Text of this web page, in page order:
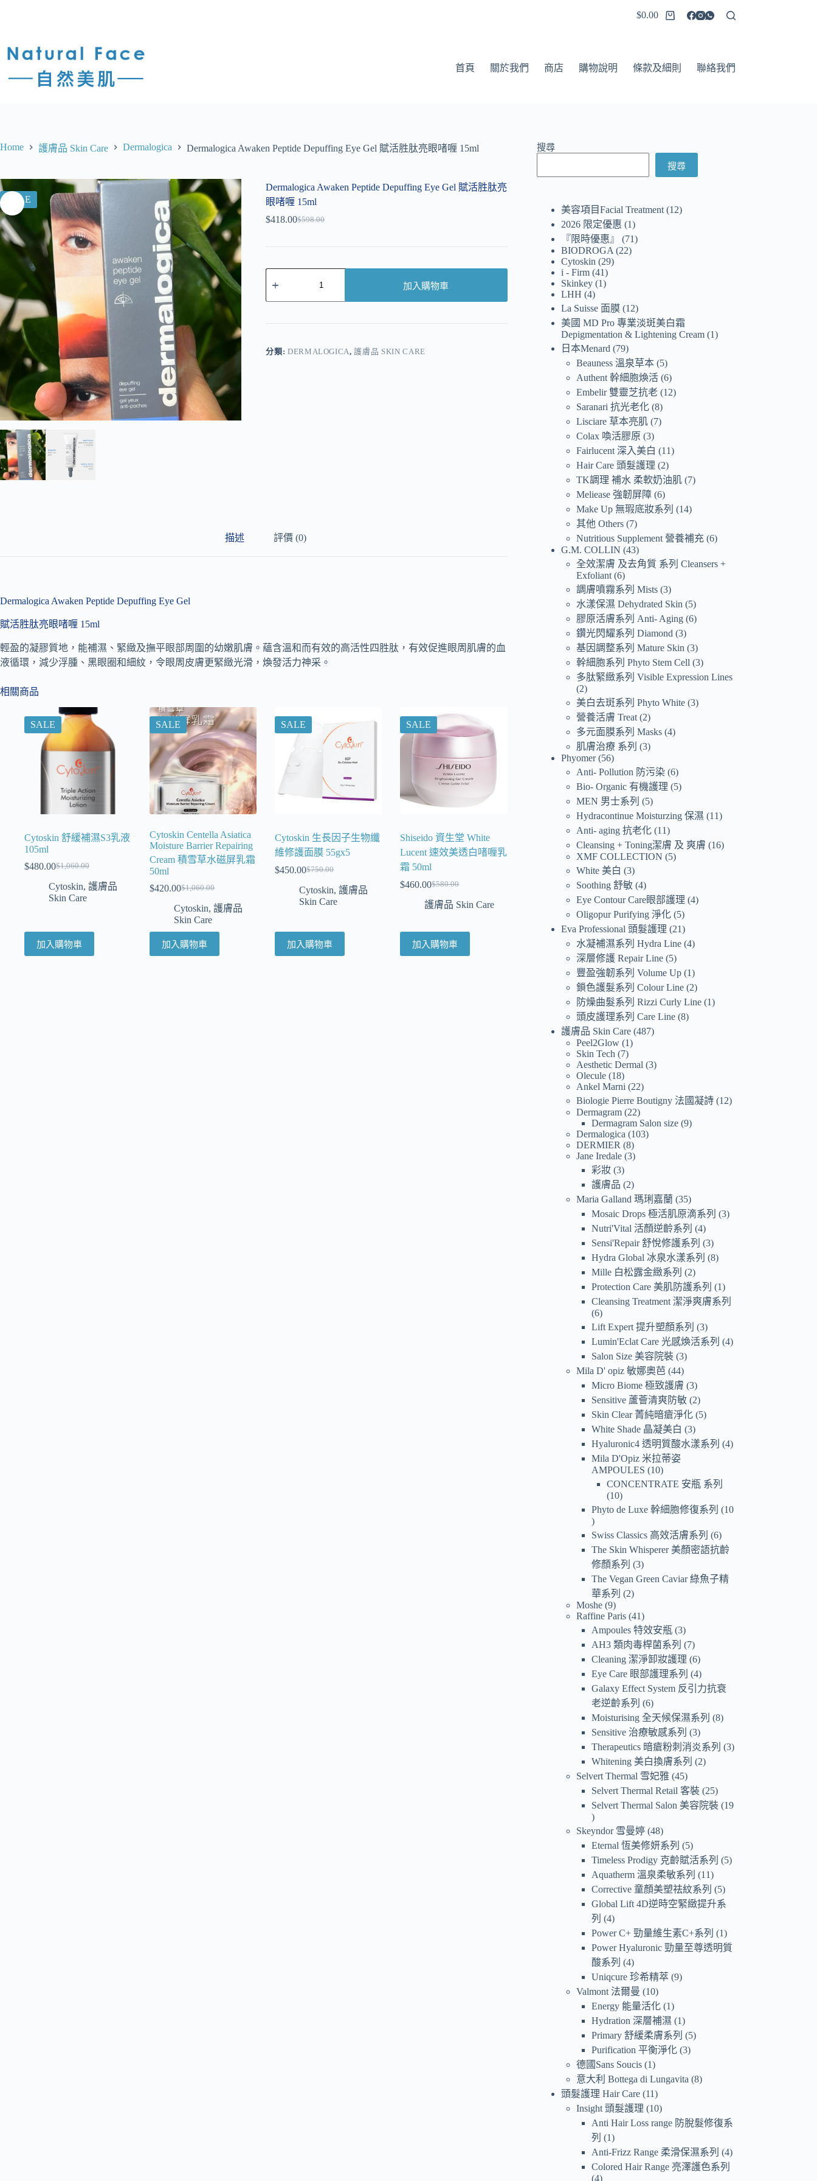
$0.00
首頁 關於我們 商店 購物說明 條款及細則 聯絡我們
Home 護膚品 Skin Care Dermalogica Dermalogica Awaken Peptide Depuffing Eye Gel 賦活胜肽亮眼啫喱 15ml
SALE
Dermalogica Awaken Peptide Depuffing Eye Gel 賦活胜肽亮
眼啫喱 15ml
$598.00
$418.00
加入購物車
r
分類: DERMALOGICA,護膚品 SKIN CARE
描述 評價 (0)
Dermalogica Awaken Peptide Depuffing Eye Gel
賦活胜肽亮眼啫喱 15ml
輕盈的凝膠質地，能補濕、緊緻及撫平眼部周圍的幼嫩肌膚。蘊含溫和而有效的高活性四胜肽，有效促進眼周肌膚的血
液循環，減少浮腫、黑眼圈和細紋，令眼周皮膚更緊緻光滑，煥發活力神采。
相關商品
SALE
Cytoskin 舒緩補濕S3乳液
105ml
$1,060.00
$480.00
Cytoskin, 護膚品
Skin Care
加入購物車
SALE
Cytoskin Centella Asiatica
Moisture Barrier Repairing
Cream 積雪草水磁屏乳霜
50ml
$1,060.00
$420.00
Cytoskin,護膚品
Skin Care
加入購物車
SALE
Cytoskin 生長因子生物纖
維修護面膜 55gx5
$750.00
$450.00
Cytoskin,護膚品
Skin Care
加入購物車
SALE
Shiseido 資生堂 White
Lucent 速效美透白啫喱乳
霜 50ml
$580.00
$460.00
護膚品 Skin Care
加入購物車
搜尋
搜尋
美容項目Facial Treatment 12
2026 限定優惠
1
『限時優惠』
71
BIODROGA
22
Cytoskin
29
i - Firm 41
Skinkey 1
LHH 4
La Suisse 面膜 12
美國 MD Pro 專業淡斑美白霜
Depigmentation & Lightening Cream 1
日本Menard
79
Beauness 溫泉草本 5
Authent 幹細胞煥活 6
Embelir 雙靈芝抗老 12
Saranari 抗光老化 8
Lisciare 草本亮肌 7
Colax 喚活膠原 3
Fairlucent 深入美白
11
Hair Care 頭髮護理
2
TK調理 補水 柔軟奶油肌 7
Meliease 強韌屏障 6
Make Up 無瑕底妝系列
14
其他 Others 7
Nutritious Supplement 營養補充 6
G.M. COLLIN 43
全效潔膚 及去角質 系列 Cleansers +
Exfoliant 6
調膚噴霧系列 Mists 3
水漾保濕 Dehydrated Skin
5
膠原活膚系列 Anti- Aging 6
鑽光閃耀系列 Diamond 3
基因調整系列 Mature Skin 3
幹細胞系列 Phyto Stem Cell 3
多肽緊緻系列 Visible Expression Lines
2
美白去斑系列 Phyto White 3
營養活膚 Treat 2
多元面膜系列 Masks 4
肌膚治療 系列
3
Phyomer 56
Anti- Pollution 防污染 6
Bio- Organic 有機護理
5
MEN 男士系列
5
Hydracontinue Moisturzing 保濕
11
Anti- aging 抗老化 11
Cleansing + Toning潔膚 及 爽膚
16
XMF COLLECTION
5
White 美白
3
Soothing 舒敏 4
Eye Contour Care眼部護理 4
Oligopur Purifying 淨化 5
Eva Professional 頭髮護理
21
水凝補濕系列 Hydra Line 4
深層修護 Repair Line 5
豐盈強韌系列 Volume Up 1
鎖色護髮系列 Colour Line 2
防燥曲髮系列 Rizzi Curly Line 1
頭皮護理系列 Care Line 8
護膚品 Skin Care 487
Peel2Glow 1
Skin Tech
7
Aesthetic Dermal 3
Olecule 18
Ankel Marni
22
Biologie Pierre Boutigny 法國凝詩 12
Dermagram 22
Dermagram Salon size 9
Dermalogica
103
DERMIER
8
Jane Iredale 3
彩妝 3
護膚品
2
Maria Galland 瑪琍嘉蘭 35
Mosaic Drops 極活肌原滴系列
3
Nutri'Vital 活顏逆齡系列
4
Sensi'Repair 舒悅修護系列
3
Hydra Global 冰泉水漾系列
8
Mille 白松露金緻系列
2
Protection Care 美肌防護系列
1
Cleansing Treatment 潔淨爽膚系列
6
Lift Expert 提升塑顏系列
3
Lumin'Eclat Care 光感煥活系列
4
Salon Size 美容院裝 3
Mila D' opiz 敏娜奧芭 44
Micro Biome 極致護膚 3
Sensitive 蘆薈清爽防敏 2
Skin Clear 菁純暗瘡淨化 5
White Shade 晶凝美白
3
Hyaluronic4 透明質酸水漾系列
4
Mila D'Opiz 米拉蒂姿
AMPOULES
10
CONCENTRATE 安瓶 系列
10
Phyto de Luxe 幹細胞修復系列
10
Swiss Classics 高效活膚系列
6
The Skin Whisperer 美顏密語抗齡
修顏系列
3
The Vegan Green Caviar 綠魚子精
華系列
2
Moshe 9
Raffine Paris 41
Ampoules 特效安瓶 3
AH3 類肉毒桿菌系列
7
Cleaning 潔淨卸妝護理 6
Eye Care 眼部護理系列
4
Galaxy Effect System 反引力抗衰
老逆齡系列
6
Moisturising 全天候保濕系列
8
Sensitive 治療敏感系列
3
Therapeutics 暗瘡粉刺消炎系列
3
Whitening 美白換膚系列
2
Selvert Thermal 雪妃雅 45
Selvert Thermal Retail 客裝 25
Selvert Thermal Salon 美容院裝 19
Skeyndor 雪曼婷 48
Eternal 恆美修妍系列
5
Timeless Prodigy 克齡賦活系列
5
Aquatherm 溫泉柔敏系列
11
Corrective 童顏美塑祛紋系列
5
Global Lift 4D逆時空緊緻提升系
列
4
Power C+ 勁量維生素C+系列
1
Power Hyaluronic 勁量至尊透明質
酸系列
4
Uniqcure 珍希精萃 9
Valmont 法爾曼
10
Energy 能量活化 1
Hydration 深層補濕
1
Primary 舒緩柔膚系列
5
Purification 平衡淨化 3
德國Sans Soucis 1
意大利 Bottega di Lungavita 8
頭髮護理 Hair Care 11
Insight 頭髮護理
10
Anti Hair Loss range 防脫髮修復系
列
1
Anti-Frizz Range 柔滑保濕系列
4
Colored Hair Range 亮澤護色系列
4